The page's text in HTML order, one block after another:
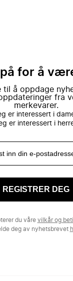
på for å
å oppdage
fra
merkevarer.
er interessert i
er interessert i
REGISTRER DEG
du våre vilkår og
deg av nyhetsbrevet